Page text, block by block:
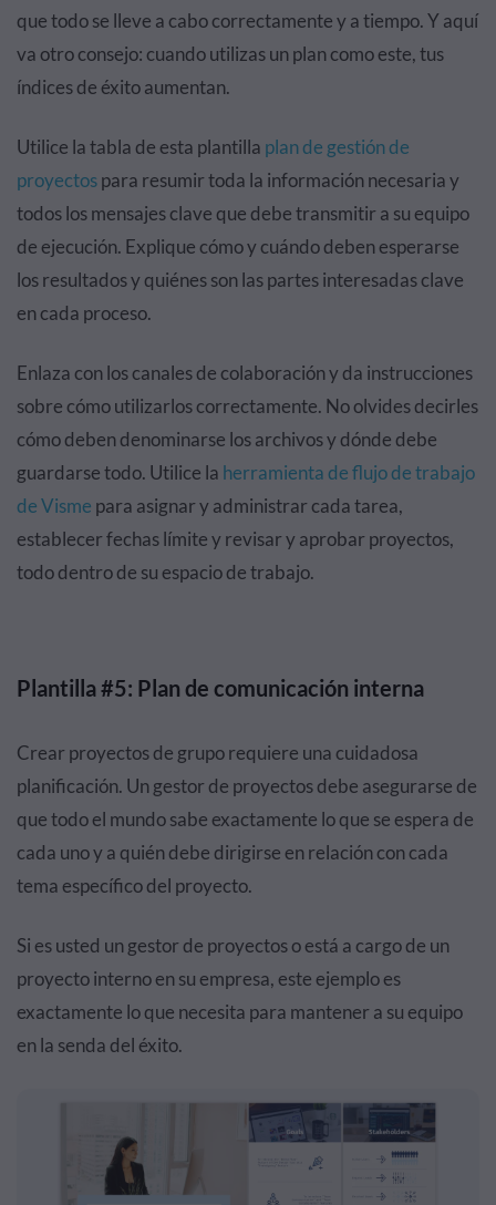
que todo se lleve a cabo correctamente y a tiempo. Y aquí
va otro consejo: cuando utilizas un plan como este, tus
índices de éxito aumentan.
Utilice la tabla de esta plantilla plan de gestión de
proyectospara resumir toda la información necesaria y
todos los mensajes clave que debe transmitir a su equipo
de ejecución. Explique cómo y cuándo deben esperarse
los resultados y quiénes son las partes interesadas clave
en cada proceso.
Enlaza con los canales de colaboración y da instrucciones
sobre cómo utilizarlos correctamente. No olvides decirles
cómo deben denominarse los archivos y dónde debe
guardarse todo. Utilice la herramienta de flujo de trabajo
de Visme para asignar y administrar cada tarea,
establecer fechas límite y revisar y aprobar proyectos,
todo dentro de su espacio de trabajo.
Plantilla #5: Plan de comunicación interna
Crear proyectos de grupo requiere una cuidadosa
planificación. Un gestor de proyectos debe asegurarse de
que todo el mundo sabe exactamente lo que se espera de
cada uno y a quién debe dirigirse en relación con cada
tema específico del proyecto.
Si es usted un gestor de proyectos o está a cargo de un
proyecto interno en su empresa, este ejemplo es
exactamente lo que necesita para mantener a su equipo
en la senda del éxito.